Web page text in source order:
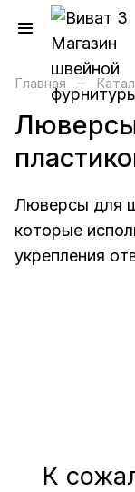
Главная –
Люверсы для
которые
укрепления
К